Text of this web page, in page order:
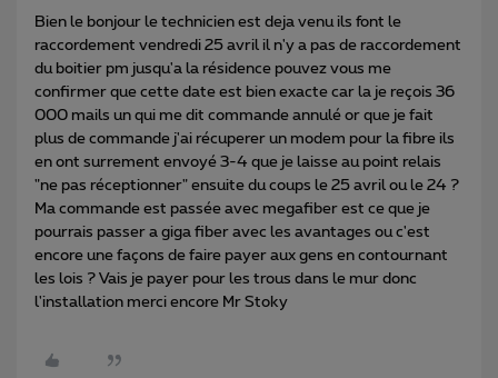
Bien le bonjour le technicien est deja venu ils font le
raccordement vendredi 25 avril il n'y a pas de raccordement
du boitier pm jusqu'a la résidence pouvez vous me
confirmer que cette date est bien exacte car la je reçois 36
000 mails un qui me dit commande annulé or que je fait
plus de commande j'ai récuperer un modem pour la fibre ils
en ont surrement envoyé 3-4 que je laisse au point relais
"ne pas réceptionner" ensuite du coups le 25 avril ou le 24 ?
Ma commande est passée avec megafiber est ce que je
pourrais passer a giga fiber avec les avantages ou c'est
encore une façons de faire payer aux gens en contournant
les lois ? Vais je payer pour les trous dans le mur donc
l'installation merci encore Mr Stoky